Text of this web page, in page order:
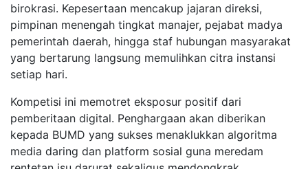
birokrasi. Kepesertaan mencakup jajaran direksi,
pimpinan menengah tingkat manajer, pejabat madya
pemerintah daerah, hingga staf hubungan masyarakat
yang bertarung langsung memulihkan citra instansi
setiap hari.
Kompetisi ini memotret eksposur positif dari
pemberitaan digital. Penghargaan akan diberikan
kepada BUMD yang sukses menaklukkan algoritma
media daring dan platform sosial guna meredam